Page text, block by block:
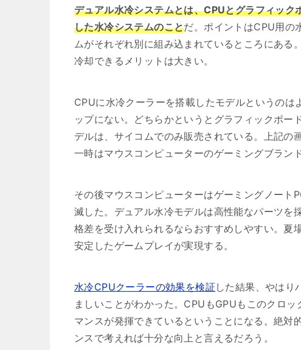
デュアル水冷システムとは、CPUとグラフィッ
した水冷システムのことだ。ポイントはCPU用の
ムがそれぞれ別に組み込まれているところにある
冷却できるメリットは大きい。
CPUに水冷クーラーを搭載したモデルというの
ップにない。どちらかというとグラフィックボ
デルは、サイコムでのみ販売されている。上記の
一時はマウスコンピューターのゲーミングブラン
その後マウスコンピューターはゲーミングノート
滅した。デュアル水冷モデルは高性能なパーツを
格差を受け入れられるならおすすめしやすい。夏
安定したゲームプレイが実現する。
水冷CPUクーラーの効果を検証 した結果、やはり
ましいことがわかった。CPUもGPUもこのクロ
マンスが発揮できているということになる。絶対
ンスで考えれば十分な向上と言えるだろう。